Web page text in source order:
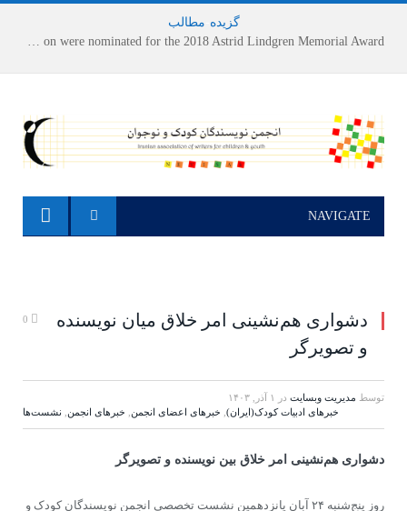
گزیده مطالب
NAVIGATE
دشواری هم‌نشینی امر خلاق میان نویسنده
و تصویرگر
توسط مدیریت وبسایت در
۱ آذر, ۱۴۰۳
خبرهای ادبیات کودک(ایران) خبرهای اعضای انجمن خبرهای انجمن نشست‌ها
دشواری هم‌نشینی امر خلاق بین نویسنده و تصویرگر
روز پنج‌شنبه ۲۴ آبان پانزدهمین نشست تخصصی انجمن نویسندگان کودک و